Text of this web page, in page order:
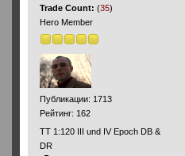
Trade Count:(35)
Hero Member
Публикации: 1713
Рейтинг: 162
ТТ 1:120 III und IV Epoch DB &
DR